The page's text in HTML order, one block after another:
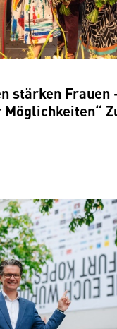
stärken Frauen
Möglichkeiten“